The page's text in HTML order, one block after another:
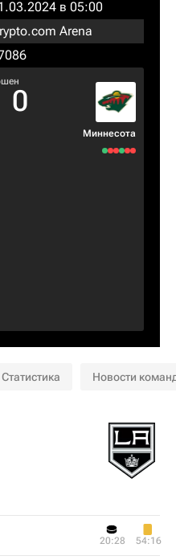
в 05:00
Arena
0
Миннесота
Статистика Новости
20:28 54:16